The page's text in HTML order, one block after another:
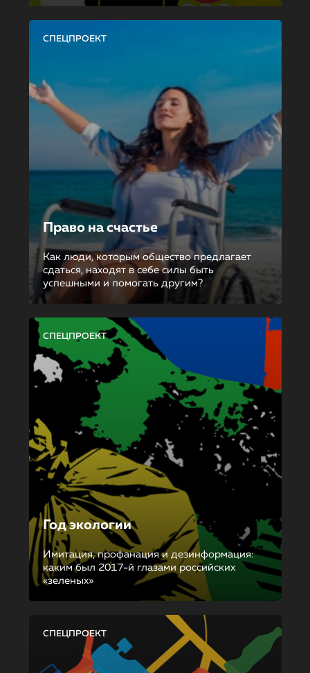
СПЕЦПРОЕКТ
Право на счастье
Как люди, которым общество предлагает
сдаться, находят в себе силы быть
успешными и помогать другим?
СПЕЦПРОЕКТ
Год экологии
Имитация, профанация и дезинформация:
каким был 2017-й глазами российских
«зеленых»
СПЕЦПРОЕКТ